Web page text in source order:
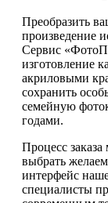
Преобразить
произведение
Сервис
изготовление
акриловыми
сохранить
семейную
годами.
Процесс
выбрать
интерфейс
специалисты